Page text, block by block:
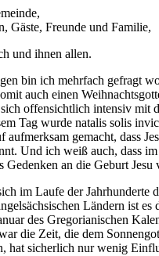
Gäste, Freunde und Familie,
und ihnen allen.
bin ich mehrfach gefragt
auch einen
offensichtlich intensiv mit
Tag wurde natalis solis
aufmerksam gemacht, dass
Und ich weiß auch, dass
Gedenken an die Geburt Jesu
im Laufe der Jahrhunderte
Ländern ist
des Gregorianischen
die Zeit, die dem
hat sicherlich nur wenig